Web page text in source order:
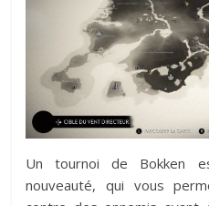
Un tournoi de Bokken
nouveauté, qui vous